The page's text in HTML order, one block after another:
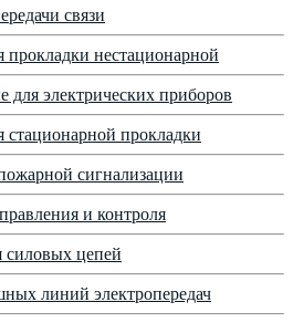
связи
прокладки нестационарной
для электрических приборов
стационарной прокладки
сигнализации
и контроля
силовых цепей
линий электропередач